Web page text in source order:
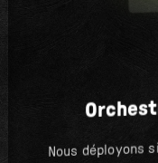
Nous déployons